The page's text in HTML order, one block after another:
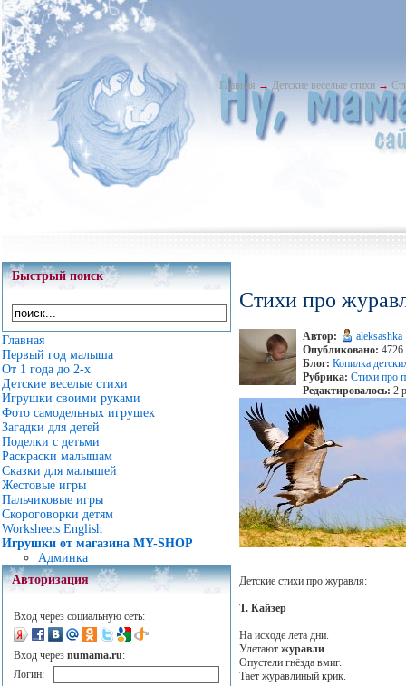
Главная → Детские веселые стихи →
Быстрый поиск
Главная
Первый год малыша
От 1 года до 2-х
Детские веселые стихи
Игрушки своими руками
Фото самодельных игрушек
Загадки для детей
Поделки с детьми
Раскраски малышам
Сказки для малышей
Жестовые игры
Пальчиковые игры
Скороговорки детям
Worksheets English
Игрушки от магазина MY-SHOP
Админка
Авторизация
Вход через социальную сеть:
Вход через numama.ru:
Логин:
Стихи про
Автор:
aleksashka
Опубликовано: 4726
Блог: Копилка
Рубрика: Стихи про
Редактировалось: 2
Детские стихи про журавля:
Т. Кайзер
На исходе лета дни.
Улетают журавли.
Опустели гнёзда вмиг.
Тает журавлиный крик.